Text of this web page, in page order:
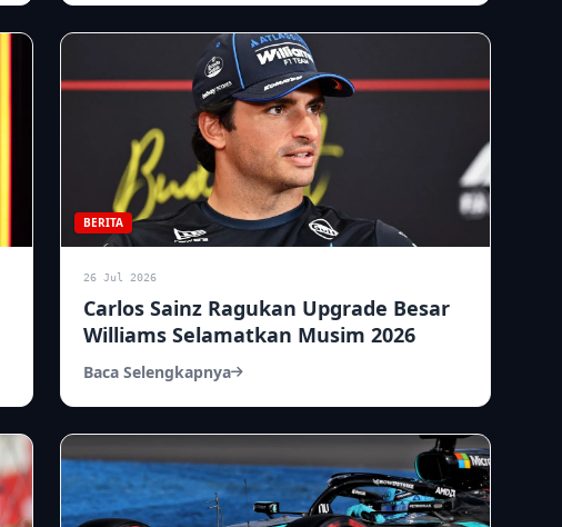
BERITA
26 Jul 2026
Carlos Sainz Ragukan Upgrade Besar
Williams Selamatkan Musim 2026
Baca Selengkapnya